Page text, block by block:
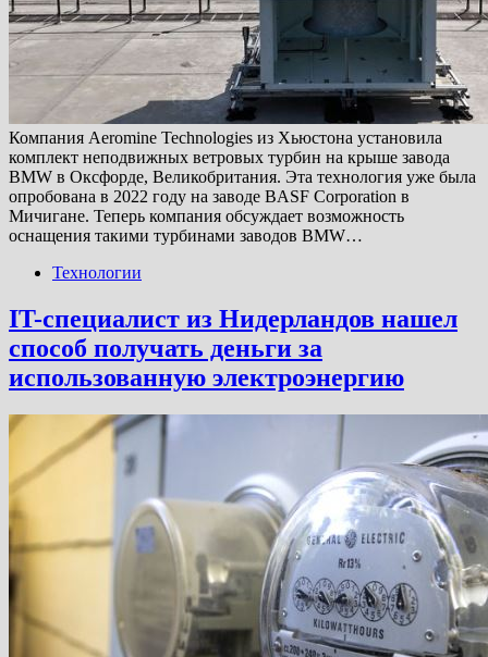
Компания Aeromine Technologies из Хьюстона установила
комплект неподвижных ветровых турбин на крыше завода
BMW в Оксфорде, Великобритания. Эта технология уже была
опробована в 2022 году на заводе BASF Corporation в
Мичигане. Теперь компания обсуждает возможность
оснащения такими турбинами заводов BMW…
Технологии
IT-специалист из Нидерландов нашел
способ получать деньги за
использованную электроэнергию